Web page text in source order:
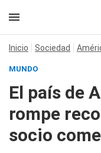
Inicio Sociedad
MUNDO
El país de
rompe
socio